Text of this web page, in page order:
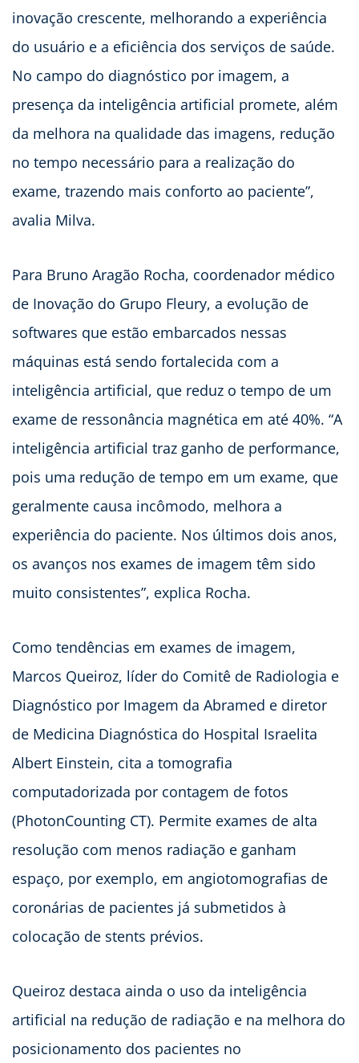
inovação crescente, melhorando a experiência
do usuário e a eficiência dos serviços de saúde.
No campo do diagnóstico por imagem, a
presença da inteligência artificial promete, além
da melhora na qualidade das imagens, redução
no tempo necessário para a realização do
exame, trazendo mais conforto ao paciente”,
avalia Milva.
Para Bruno Aragão Rocha, coordenador médico
de Inovação do Grupo Fleury, a evolução de
softwares que estão embarcados nessas
máquinas está sendo fortalecida com a
inteligência artificial, que reduz o tempo de um
exame de ressonância magnética em até 40%. “A
inteligência artificial traz ganho de performance,
pois uma redução de tempo em um exame, que
geralmente causa incômodo, melhora a
experiência do paciente. Nos últimos dois anos,
os avanços nos exames de imagem têm sido
muito consistentes”, explica Rocha.
Como tendências em exames de imagem,
Marcos Queiroz, líder do Comitê de Radiologia e
Diagnóstico por Imagem da Abramed e diretor
de Medicina Diagnóstica do Hospital Israelita
Albert Einstein, cita a tomografia
computadorizada por contagem de fotos
(PhotonCounting CT). Permite exames de alta
resolução com menos radiação e ganham
espaço, por exemplo, em angiotomografias de
coronárias de pacientes já submetidos à
colocação de stents prévios.
Queiroz destaca ainda o uso da inteligência
artificial na redução de radiação e na melhora do
posicionamento dos pacientes no